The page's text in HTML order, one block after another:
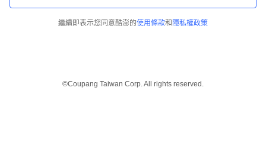
繼續即表示您同意酷澎的使用條款和 隱私權政策
©Coupang Taiwan Corp. All rights reserved.